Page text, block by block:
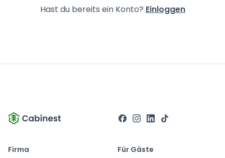
Hast du bereits ein Konto? Einloggen
Firma
Für Gäste